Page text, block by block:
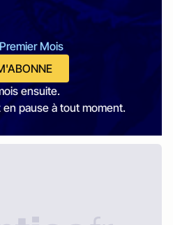
Mois
ensuite.
pause à tout moment.